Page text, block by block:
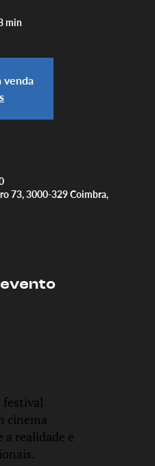
min
venda
73, 3000-329 Coimbra,
festival
cinema
realidade e